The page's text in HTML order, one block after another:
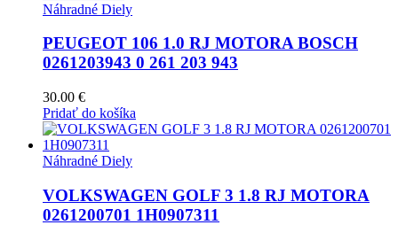
Náhradné Diely
PEUGEOT 106 1.0 RJ MOTORA BOSCH
0261203943 0 261 203 943
30.00 €
Pridať do košíka
Náhradné Diely
VOLKSWAGEN GOLF 3 1.8 RJ MOTORA
0261200701 1H0907311